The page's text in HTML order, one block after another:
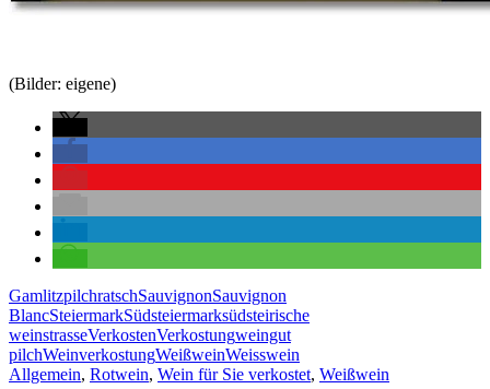
(Bilder: eigene)
GamlitzpilchratschSauvignonSauvignon
BlancSteiermarkSüdsteiermarksüdsteirische
weinstrasseVerkostenVerkostungweingut
pilchWeinverkostungWeißweinWeisswein
Allgemein, Rotwein, Wein für Sie verkostet, Weißwein